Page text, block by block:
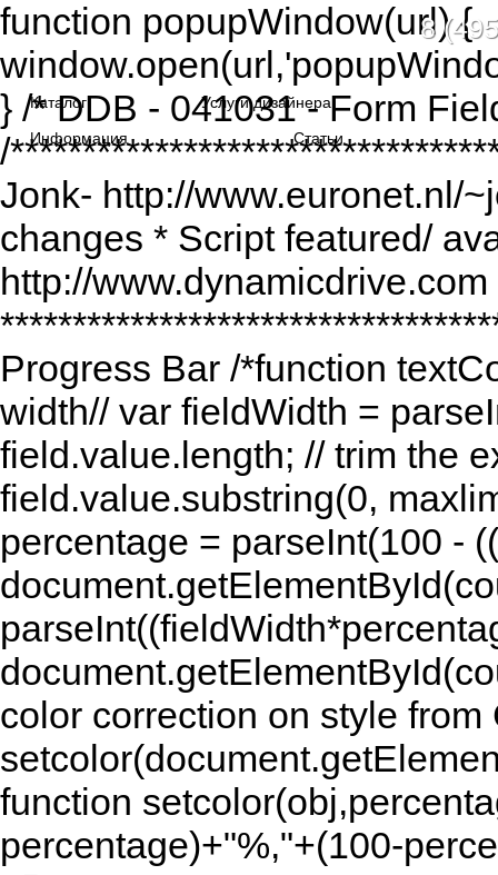
function popupWindow(url) {
} /* DDB - 041031 - Form
/
Jonk- http://www.euronet.nl/
changes * Script featured/
http://
Progress Bar /*function
width// var fieldWidth =
field.value.length; // trim the
field.value.substring(0,
percentage = parseInt(100 -
color correction on style
function
percentage)+"%,"+(100-
8
Каталог
Услуги дизайнера
Информация
Статьи